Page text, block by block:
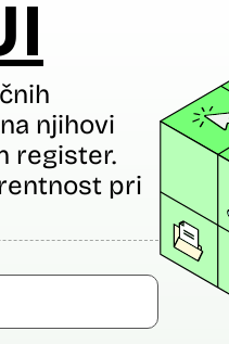
njihovi
register.
pri